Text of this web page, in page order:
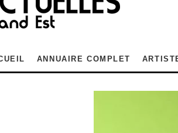
ANNUAIRE COMPLET